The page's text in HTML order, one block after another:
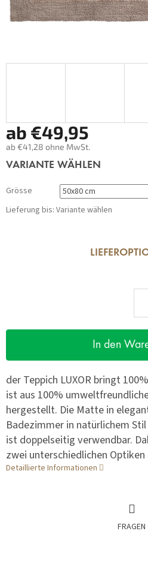
ab €49,95
ab €41,28 ohne MwSt.
Verkaufspreis:
VARIANTE WÄHLEN
Grösse
Lieferung bis: Variante wählen
In den
der Teppich LUXOR bringt
ist aus 100%
hergestellt. Die Matte in
Badezimmer in natürlichem
ist doppelseitig verwendbar.
zwei unterschiedlichen
Detaillierte Informationen
FRAGEN